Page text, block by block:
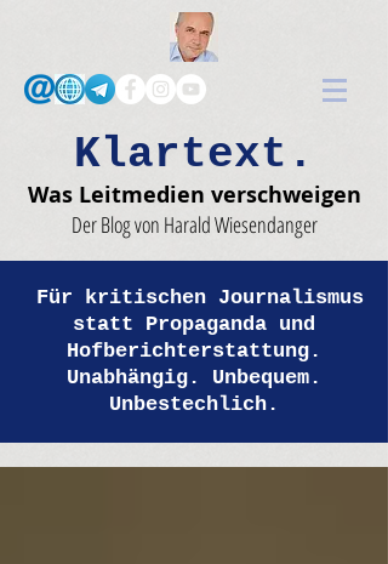
Klartext.
Was Leitmedien verschweigen
Der Blog von Harald Wiesendanger
Für kritischen Journalismus
statt Propaganda und
Hofberichterstattung.
Unabhängig. Unbequem.
Unbestechlich.